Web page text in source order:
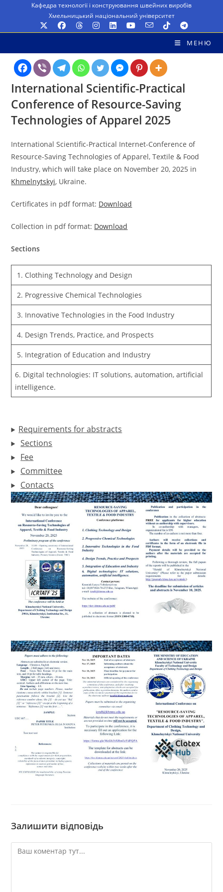
вмісту
Кафедра технології і конструювання швейних виробів
Хмельницький національний університет
МЕНЮ
International Scientific-Practical
Conference of Resource-Saving
Technologies ofApparel 2025
International Scientific-Practical Internet-Conference of
Resource-Saving Technologies of Apparel, Textile & Food
Industry, which will take place on November 20, 2025 in
Khmelnytskyi, Ukraine.
Certificates in pdf format: Download
Collection in pdf format: Download
Sections
1. Clothing Technology and Design
2. Progressive Chemical Technologies
3. Innovative Technologies in the Food Industry
4. Design Trends, Practice, and Prospects
5. Integration of Education and Industry
6. Digital technologies: IT solutions, automation, artificial
intelligence.
Requirements for abstracts
Sections
Fee
Committee
Contacts
Залишити відповідь
Коментар